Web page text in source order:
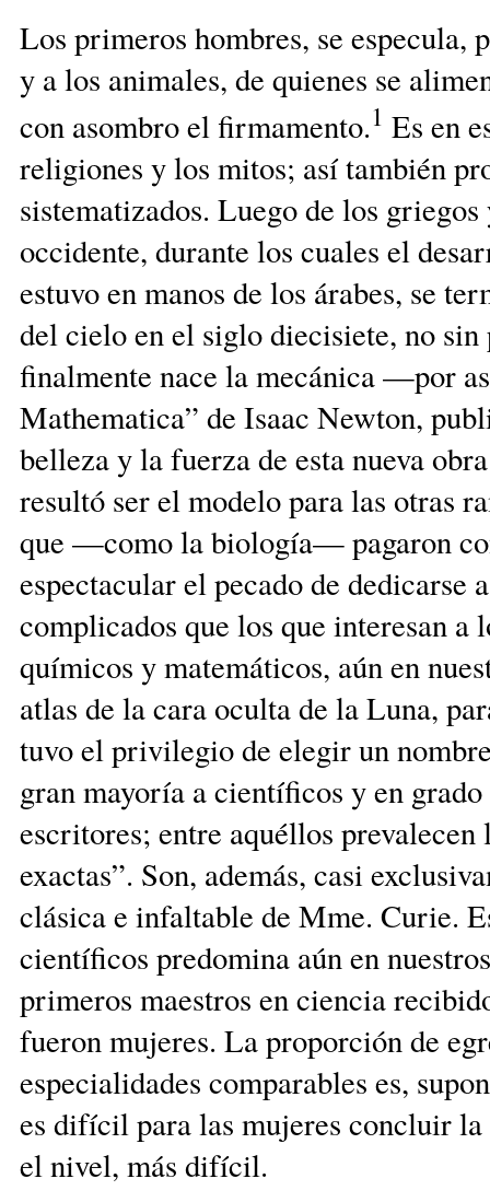
Los primeros hombres, se especula,
y a los animales, de quienes se
con asombro el firmamento.1 Es en
religiones y los mitos; así también
sistematizados. Luego de los
occidente, durante los cuales el
estuvo en manos de los árabes, se
del cielo en el siglo diecisiete, no
finalmente nace la mecánica —por
Mathematica” de Isaac Newton,
belleza y la fuerza de esta nueva
resultó ser el modelo para las otras
que —como la biología— pagaron
espectacular el pecado de dedicarse
complicados que los que interesan
químicos y matemáticos, aún en
atlas de la cara oculta de la Luna,
tuvo el privilegio de elegir un
gran mayoría a científicos y en
escritores; entre aquéllos prevalecen
exactas”. Son, además, casi
clásica e infaltable de Mme. Curie.
científicos predomina aún en
primeros maestros en ciencia
fueron mujeres. La proporción de
especialidades comparables es,
es difícil para las mujeres concluir
el nivel, más difícil.